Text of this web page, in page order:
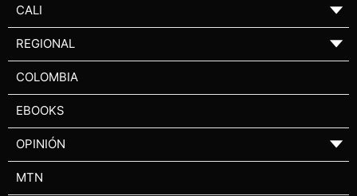
CALI ▼
REGIONAL ▼
COLOMBIA
EBOOKS
OPINIÓN ▼
MTN